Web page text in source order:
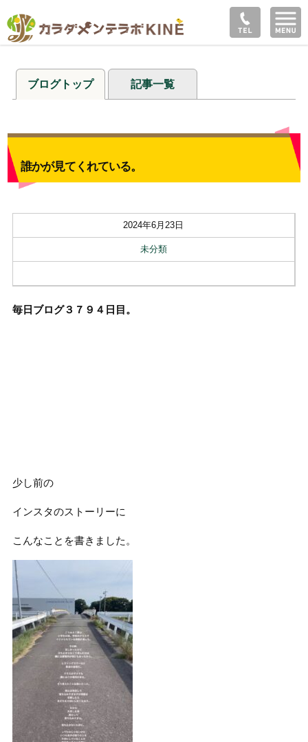
ブログトップ 記事一覧
誰かが見てくれている。
2024年6月23日
未分類
毎日ブログ３７９４ 日目。
少し前の
インスタのストーリーに
こんなことを書きました。